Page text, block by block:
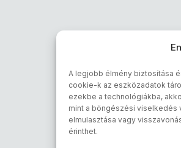
A legjobb élmény biztosítása
cookie-k az eszközadatok
ezekbe a technológiákba,
mint a böngészési viselkedés
elmulasztása vagy
érinthet.